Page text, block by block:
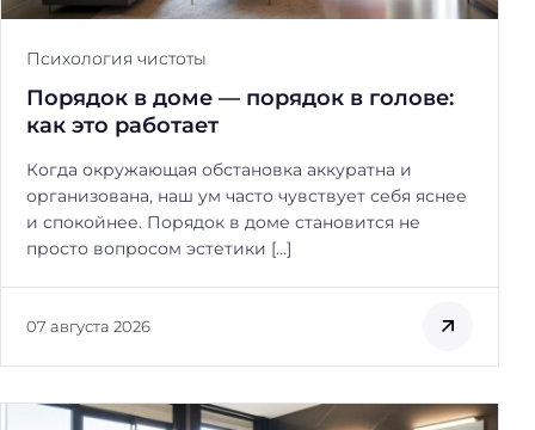
Психология чистоты
Порядок в доме — порядок в голове:
как это работает
Когда окружающая обстановка аккуратна и
организована, наш ум часто чувствует себя яснее
и спокойнее. Порядок в доме становится не
просто вопросом эстетики […]
07 августа 2026